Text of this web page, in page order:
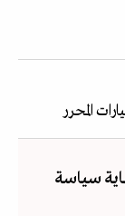
المحرر
سياسة